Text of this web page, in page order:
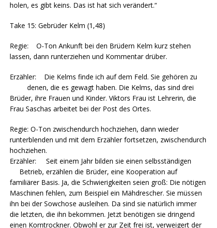
holen, es gibt keins. Das ist hat sich verändert.“
Take 15: Gebrüder Kelm (1,48)
Regie: O-Ton Ankunft bei den Brüdern Kelm kurz stehen
lassen, dann runterziehen und Kommentar drüber.
Erzähler: Die Kelms finde ich auf dem Feld. Sie gehören zu
denen, die es gewagt haben. Die Kelms, das sind drei
Brüder, ihre Frauen und Kinder. Viktors Frau ist Lehrerin, die
Frau Saschas arbeitet bei der Post des Ortes.
Regie: O-Ton zwischendurch hochziehen, dann wieder
runterblenden und mit dem Erzähler fortsetzen, zwischendurch
hochziehen.
Erzähler: Seit einem Jahr bilden sie einen selbsständigen
Betrieb, erzählen die Brüder, eine Kooperation auf
familiärer Basis. Ja, die Schwierigkeiten seien groß: Die nötigen
Maschinen fehlen, zum Beispiel ein Mähdrescher. Sie müssen
ihn bei der Sowchose ausleihen. Da sind sie natürlich immer
die letzten, die ihn bekommen. Jetzt benötigen sie dringend
einen Korntrockner. Obwohl er zur Zeit frei ist, verweigert der